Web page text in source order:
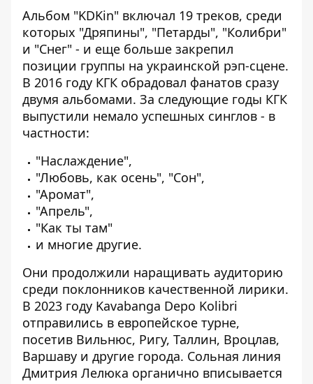
Альбом "KDKin" включал 19 треков, среди
которых "Дряпины", "Петарды", "Колибри"
и "Снег" - и еще больше закрепил
позиции группы на украинской рэп-сцене.
В 2016 году КГК обрадовал фанатов сразу
двумя альбомами. За следующие годы КГК
выпустили немало успешных синглов - в
частности:
"Наслаждение",
"Любовь, как осень", "Сон",
"Аромат",
"Апрель",
"Как ты там"
и многие другие.
Они продолжили наращивать аудиторию
среди поклонников качественной лирики.
В 2023 году Kavabanga Depo Kolibri
отправились в европейское турне,
посетив Вильнюс, Ригу, Таллин, Вроцлав,
Варшаву и другие города. Сольная линия
Дмитрия Лелюка органично вписывается